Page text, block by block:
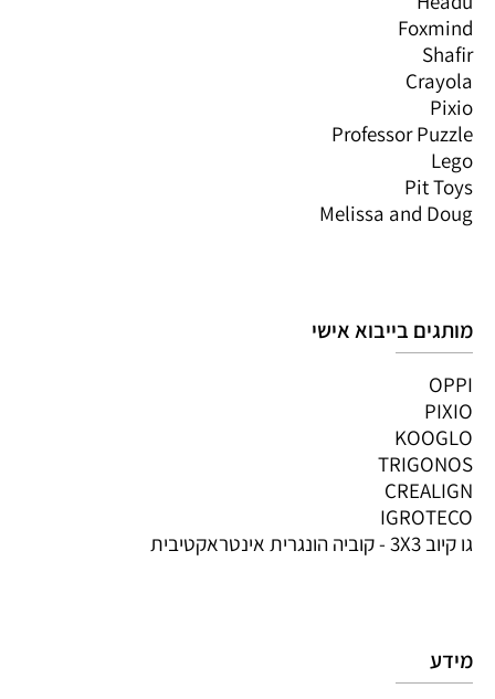
Foxmind
Shafir
Crayola
Pixio
Professor Puzzle
Lego
Pit Toys
Melissa and Doug
מותגים בייבוא אישי
OPPI
PIXIO
KOOGLO
TRIGONOS
CREALIGN
IGROTECO
גו קיוב 3X3 - קוביה הונגרית אינטראקטיבית
מידע